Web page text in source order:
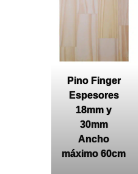
Pino Finger
Espesores
18mm y
30mm
Ancho
máximo 60cm